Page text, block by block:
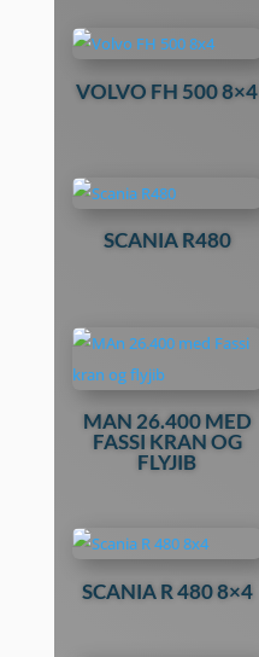
VOLVO FH 500 8×4
SCANIA R480
MAN 26.400 MED
FASSI KRAN OG
FLYJIB
SCANIA R 480 8×4